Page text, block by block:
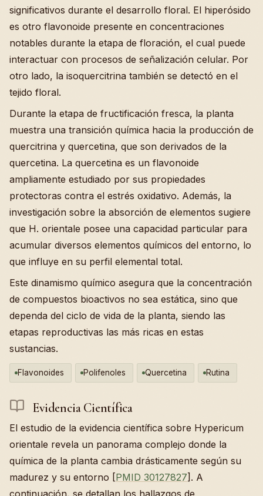
significativos durante el desarrollo floral. El hiperósido
es otro flavonoide presente en concentraciones
notables durante la etapa de floración, el cual puede
interactuar con procesos de señalización celular. Por
otro lado, la isoquercitrina también se detectó en el
tejido floral.
Durante la etapa de fructificación fresca, la planta
muestra una transición química hacia la producción de
quercitrina y quercetina, que son derivados de la
quercetina. La quercetina es un flavonoide
ampliamente estudiado por sus propiedades
protectoras contra el estrés oxidativo. Además, la
investigación sobre la absorción de elementos sugiere
que H. orientale posee una capacidad particular para
acumular diversos elementos químicos del entorno, lo
que influye en su perfil elemental total.
Este dinamismo químico asegura que la concentración
de compuestos bioactivos no sea estática, sino que
dependa del ciclo de vida de la planta, siendo las
etapas reproductivas las más ricas en estas
sustancias.
Flavonoides Polifenoles Quercetina Rutina
Evidencia Científica
El estudio de la evidencia científica sobre Hypericum
orientale revela un panorama complejo donde la
química de la planta cambia drásticamente según su
madurez y su entorno [PMID 30127827]. A